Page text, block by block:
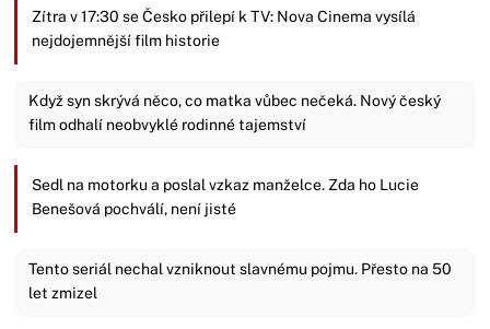
Zítra v 17:30 se Česko přilepí k TV: Nova Cinema vysílá
nejdojemnější film historie
Když syn skrývá něco, co matka vůbec nečeká. Nový český
film odhalí neobvyklé rodinné tajemství
Sedl na motorku a poslal vzkaz manželce. Zda ho Lucie
Benešová pochválí, není jisté
Tento seriál nechal vzniknout slavnému pojmu. Přesto na 50
let zmizel